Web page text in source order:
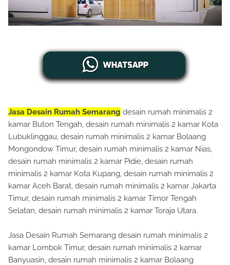
Jasa Desain Rumah Semarang desain rumah minimalis 2
kamar Buton Tengah, desain rumah minimalis 2 kamar Kota
Lubuklinggau, desain rumah minimalis 2 kamar Bolaang
Mongondow Timur, desain rumah minimalis 2 kamar Nias,
desain rumah minimalis 2 kamar Pidie, desain rumah
minimalis 2 kamar Kota Kupang, desain rumah minimalis 2
kamar Aceh Barat, desain rumah minimalis 2 kamar Jakarta
Timur, desain rumah minimalis 2 kamar Timor Tengah
Selatan, desain rumah minimalis 2 kamar Toraja Utara.
Jasa Desain Rumah Semarang desain rumah minimalis 2
kamar Lombok Timur, desain rumah minimalis 2 kamar
Banyuasin, desain rumah minimalis 2 kamar Bolaang